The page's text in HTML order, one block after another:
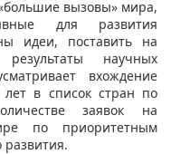
вызовы» мира,
для развития
идеи, поставить на
научных
вхождение
в список стран по
заявок на
по приоритетным
развития.